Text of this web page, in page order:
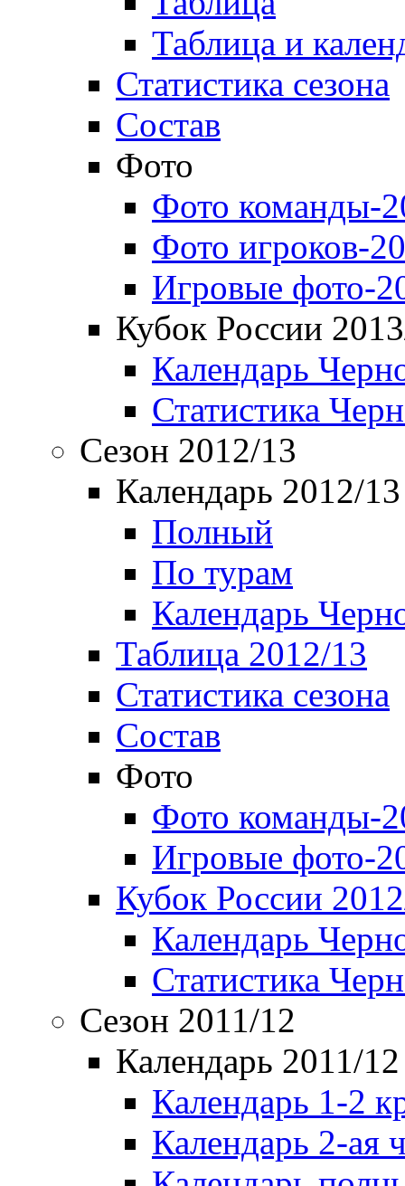
Таблица и
Статистика сезона
Состав
Фото
Фото команды-
Фото игроков-
Игровые фото-
Кубок России
Календарь
Статистика
Сезон 2012/13
Календарь 2012/13
Полный
По турам
Календарь
Таблица 2012/13
Статистика сезона
Состав
Фото
Фото команды-
Игровые фото-
Кубок России
Календарь
Статистика
Сезон 2011/12
Календарь 2011/12
Календарь 1-2
Календарь 2-ая